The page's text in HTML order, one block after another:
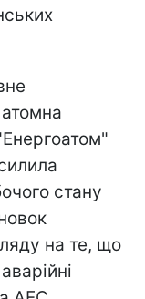
стану
на те, що